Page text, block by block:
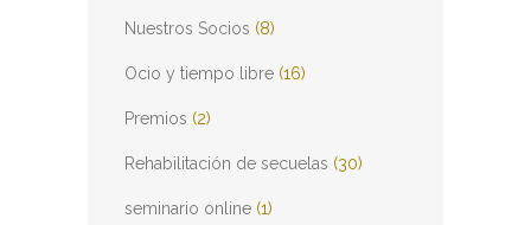
Nuestros Socios (8)
Ocio y tiempo libre (16)
Premios (2)
Rehabilitación de secuelas (30)
seminario online (1)